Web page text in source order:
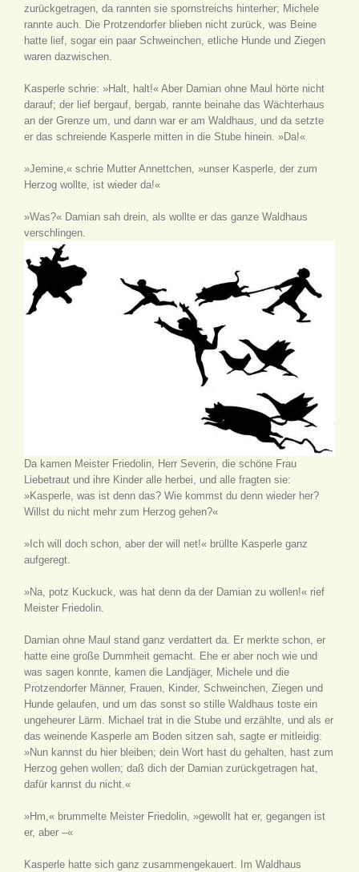
zurückgetragen, da rannten sie spornstreichs hinterher; Michele
rannte auch. Die Protzendorfer blieben nicht zurück, was Beine
hatte lief, sogar ein paar Schweinchen, etliche Hunde und Ziegen
waren dazwischen.
Kasperle schrie: »Halt, halt!« Aber Damian ohne Maul hörte nicht
darauf; der lief bergauf, bergab, rannte beinahe das Wächterhaus
an der Grenze um, und dann war er am Waldhaus, und da setzte
er das schreiende Kasperle mitten in die Stube hinein. »Da!«
»Jemine,« schrie Mutter Annettchen, »unser Kasperle, der zum
Herzog wollte, ist wieder da!«
»Was?« Damian sah drein, als wollte er das ganze Waldhaus
verschlingen.
Da kamen Meister Friedolin, Herr Severin, die schöne Frau
Liebetraut und ihre Kinder alle herbei, und alle fragten sie:
»Kasperle, was ist denn das? Wie kommst du denn wieder her?
Willst du nicht mehr zum Herzog gehen?«
»Ich will doch schon, aber der will net!« brüllte Kasperle ganz
aufgeregt.
»Na, potz Kuckuck, was hat denn da der Damian zu wollen!« rief
Meister Friedolin.
Damian ohne Maul stand ganz verdattert da. Er merkte schon, er
hatte eine große Dummheit gemacht. Ehe er aber noch wie und
was sagen konnte, kamen die Landjäger, Michele und die
Protzendorfer Männer, Frauen, Kinder, Schweinchen, Ziegen und
Hunde gelaufen, und um das sonst so stille Waldhaus toste ein
ungeheurer Lärm. Michael trat in die Stube und erzählte, und als er
das weinende Kasperle am Boden sitzen sah, sagte er mitleidig:
»Nun kannst du hier bleiben; dein Wort hast du gehalten, hast zum
Herzog gehen wollen; daß dich der Damian zurückgetragen hat,
dafür kannst du nicht.«
»Hm,« brummelte Meister Friedolin, »gewollt hat er, gegangen ist
er, aber –«
Kasperle hatte sich ganz zusammengekauert. Im Waldhaus